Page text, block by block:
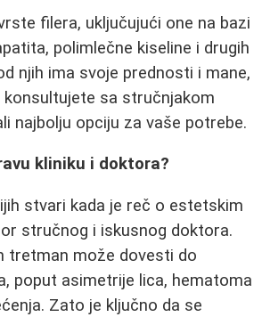
filera, uključujući one na bazi
polimlečne kiseline i drugih
njih ima svoje prednosti i mane,
konsultujete sa stručnjakom
najbolju opciju za vaše potrebe.
kliniku i doktora?
stvari kada je reč o estetskim
stručnog i iskusnog doktora.
tretman može dovesti do
poput asimetrije lica, hematoma
Zato je ključno da se